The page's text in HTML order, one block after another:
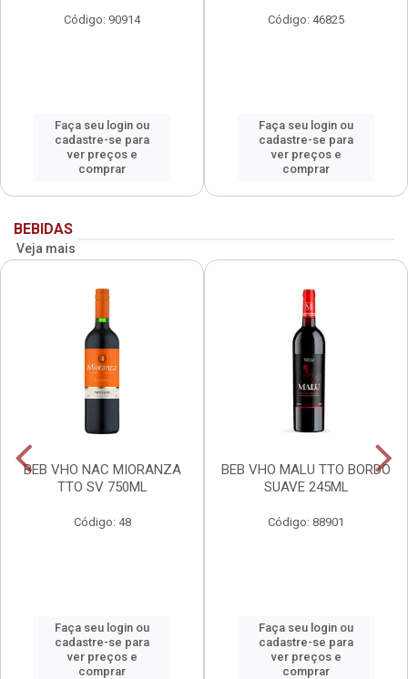
Código: 90914
Faça seu login ou
cadastre-se para
ver preços e
comprar
Código: 46825
Faça seu login ou
cadastre-se para
ver preços e
comprar
BEBIDAS
Veja mais
BEB VHO NAC MIORANZA
TTO SV 750ML
Código: 48
Faça seu login ou
cadastre-se para
ver preços e
comprar
BEB VHO MALU TTO BORDO
SUAVE 245ML
Código: 88901
Faça seu login ou
cadastre-se para
ver preços e
comprar